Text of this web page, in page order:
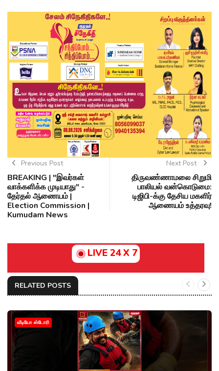
Previous Post
BREAKING | "இவர்கள்
வாக்களிக்க முடியாது" -
தேர்தல் ஆணையம் |
Election Commission |
Kumudam News
Next Post
திருவண்ணாமலை சிறுமி
பாலியல் வன்கொடுமை:
டிஜிபி-க்கு தேசிய மகளிர்
ஆணையம் உத்தரவு!
LIVE 24 X 7
RELATED POSTS
வீடியோ ஸ்டோரி